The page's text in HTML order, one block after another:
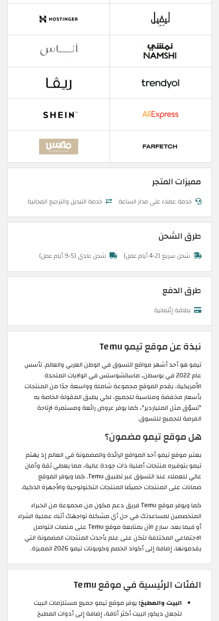
مميزات المتجر
خدمة عملاء على مدار الساعة خدمة التبديل والترجيع المجانية
طرق الشحن
شحن سريع (2-4 أيام عمل) شحن عادي (5-9 أيام عمل)
طرق الدفع
بطاقة إئتمانية
نبذة عن موقع تيمو Temu
تيمو هو أحد أشهر مواقع التسوق في الوطن العربي والعالم. تأسس
عام 2022 في بوسطن، ماساتشوستس في الولايات المتحدة
الأمريكية، يقدم الموقع مجموعة شاملة وواسعة جدًا من المنتجات
بأسعار مخفضة ومناسبة للجميع، لكي يطبق المقولة الخاصة به
"تسوّق مثل الملياردير"، كما يوفر عروض رائعة ومستمرة لإتاحة
الفرصة للجميع للتسوق.
هل موقع تيمو مضمون؟
يعتبر موقع تيمو أحد المواقع الرائدة والمضمونة في العالم إذ يهتم
تيمو بتوفيره منتجات أصلية ذات جودة عالية، مما يعطي ثقة وأمان
عالي للعملاء عند التسوق عبر تطبيق Temu. كما ويوفر الموقع
ضمانات على المنتجات خصيصًا المنتجات التكنولوجية والأجهزة الذكية.
كما ويوفر موقع Temu فريق دعم مكون من مجموعة من الخبراء
المتخصصين لمساعدتك في حل أي مشكلة تواجهك أثناء عملية الشراء
أو فيما بعد. سارع الآن بمتابعة موقع Temu على منصات التواصل
الاجتماعي المختلفة لتكن على علم بأحدث المنتجات المضمونة التي
يقدمونها، إضافة إلى أكواد الخصم وكوبونات تيمو 2026 المميزة.
الفئات الرئيسية في موقع Temu
البيت والمطبخ: يوفر موقع تيمو جميع مستلزمات البيت
لتجعل ديكور البيت أكثر أناقة، إضافة إلى أدوات المطبخ